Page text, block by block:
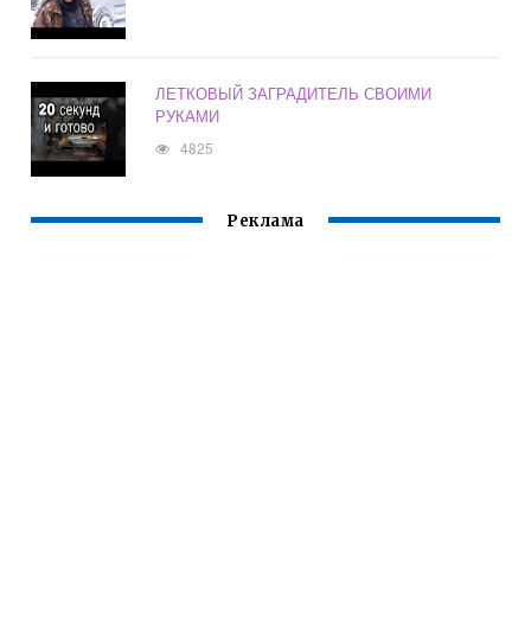
ЛЕТКОВЫЙ ЗАГРАДИТЕЛЬ СВОИМИ
РУКАМИ
4825
Реклама